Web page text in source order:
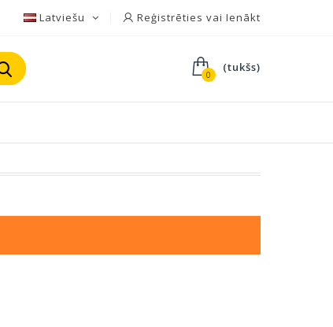
Reģistrēties vai Ienākt
Latviešu
0
(tukšs)